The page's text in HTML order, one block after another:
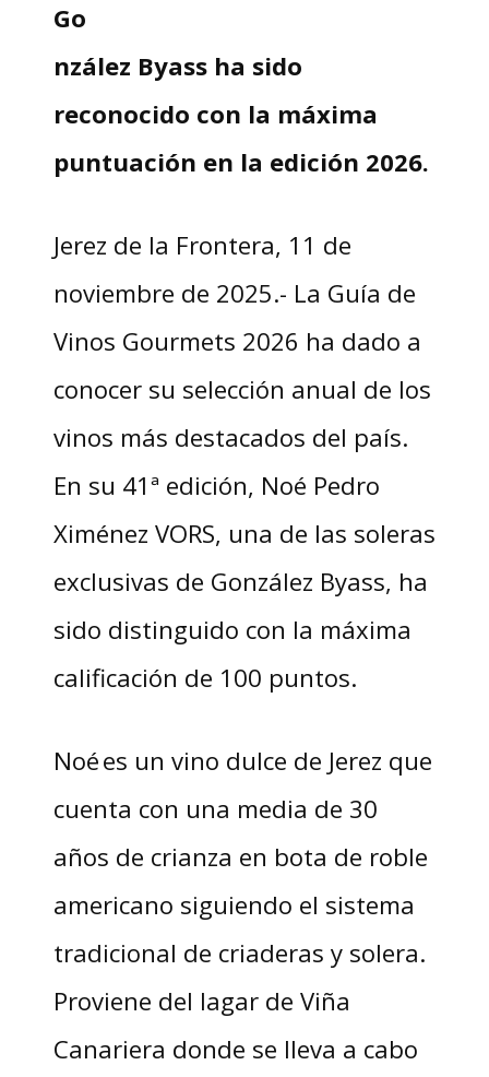
Go
nzález Byass ha sido
reconocido con la máxima
puntuación en la edición 2026.
Jerez de la Frontera, 11 de
noviembre de 2025.- La Guía de
Vinos Gourmets 2026 ha dado a
conocer su selección anual de los
vinos más destacados del país.
En su 41ª edición, Noé Pedro
Ximénez VORS, una de las soleras
exclusivas de González Byass, ha
sido distinguido con la máxima
calificación de 100 puntos.
Noé es un vino dulce de Jerez que
cuenta con una media de 30
años de crianza en bota de roble
americano siguiendo el sistema
tradicional de criaderas y solera.
Proviene del lagar de Viña
Canariera donde se lleva a cabo